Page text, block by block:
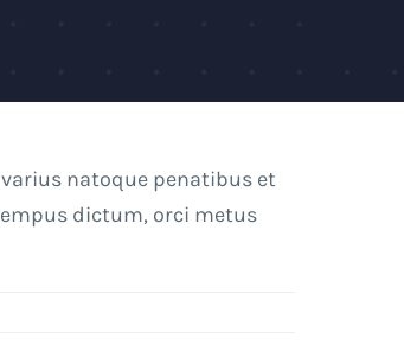
natoque penatibus et
dictum, orci metus